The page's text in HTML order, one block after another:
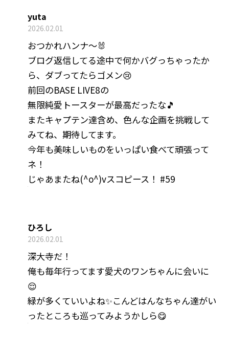
yuta
2026.02.01
おつかれハンナ〜🐰
ブログ返信してる途中で何かバグっちゃったか
ら、ダブってたらゴメン😢
前回のBASE LIVE8の
無限純愛トースターが最高だったな🎵
またキャプテン達含め、色んな企画を挑戦して
みてね、期待してます。
今年も美味しいものをいっぱい食べて頑張って
ネ！
じゃあまたね(^o^)vスコピース！ #59
ひろし
2026.02.01
深大寺だ！
俺も毎年行ってます愛犬のワンちゃんに会いに
😌
緑が多くていいよね✨こんどはんなちゃん達がい
ったところも巡ってみようかしら😋